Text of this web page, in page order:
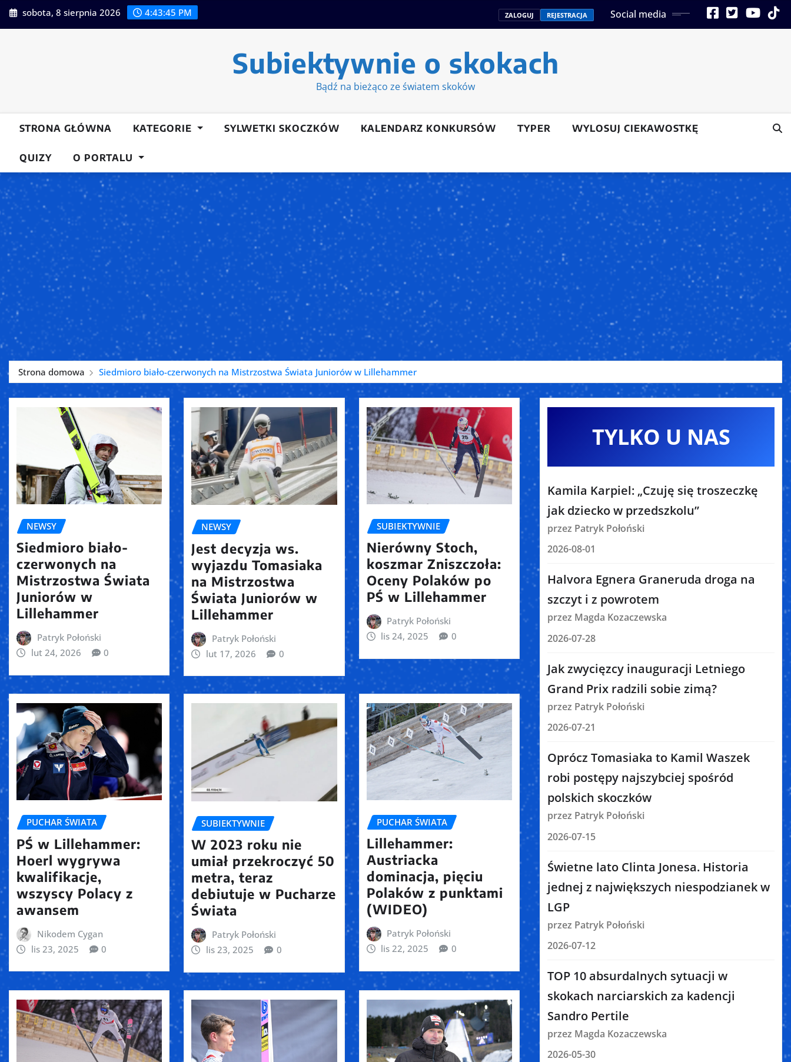
Przeskoczsobota, 8 sierpnia 2026 4:43:46 PM ZALOGUJ REJESTRACJA Social media
Subiektywnie o skokach
Bądź na bieżąco ze światem skoków
STRONA GŁÓWNA KATEGORIE SYLWETKI SKOCZKÓW KALENDARZ KONKURSÓW TYPER WYLOSUJ CIEKAWOSTKĘ
QUIZY O PORTALU
Strona domowa Siedmioro biało-czerwonych na Mistrzostwa Świata Juniorów w Lillehammer
NEWSY
Siedmioro biało-
czerwonych na
Mistrzostwa Świata
Juniorów w
Lillehammer
Patryk Połoński
lut 24, 2026
0
NEWSY
Jest decyzja ws.
wyjazdu Tomasiaka
na Mistrzostwa
Świata Juniorów w
Lillehammer
Patryk Połoński
lut 17, 2026
0
SUBIEKTYWNIE
Nierówny Stoch,
koszmar Zniszczoła:
Oceny Polaków po
PŚ w Lillehammer
Patryk Połoński
lis 24, 2025
0
PUCHAR ŚWIATA
PŚ w Lillehammer:
Hoerl wygrywa
kwalifikacje,
wszyscy Polacy z
awansem
Nikodem Cygan
lis 23, 2025
0
SUBIEKTYWNIE
W 2023 roku nie
umiał przekroczyć 50
metra, teraz
debiutuje w Pucharze
Świata
Patryk Połoński
lis 23, 2025
0
PUCHAR ŚWIATA
Lillehammer:
Austriacka
dominacja, pięciu
Polaków z punktami
(WIDEO)
Patryk Połoński
lis 22, 2025
0
TYLKO U NAS
Kamila Karpiel: „Czuję się troszeczkę
jak dziecko w przedszkolu”
przez Patryk Połoński
2026-08-01
Halvora Egnera Graneruda droga na
szczyt i z powrotem
przez Magda Kozaczewska
2026-07-28
Jak zwycięzcy inauguracji Letniego
Grand Prix radzili sobie zimą?
przez Patryk Połoński
2026-07-21
Oprócz Tomasiaka to Kamil Waszek
robi postępy najszybciej spośród
polskich skoczków
przez Patryk Połoński
2026-07-15
Świetne lato Clinta Jonesa. Historia
jednej z największych niespodzianek w
LGP
przez Patryk Połoński
2026-07-12
TOP 10 absurdalnych sytuacji w
skokach narciarskich za kadencji
Sandro Pertile
przez Magda Kozaczewska
2026-05-30